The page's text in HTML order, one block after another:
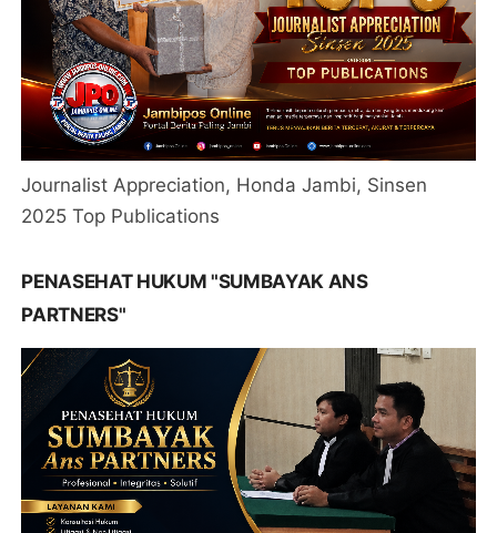
Journalist Appreciation, Honda Jambi, Sinsen
2025 Top Publications
PENASEHAT HUKUM "SUMBAYAK ANS
PARTNERS"